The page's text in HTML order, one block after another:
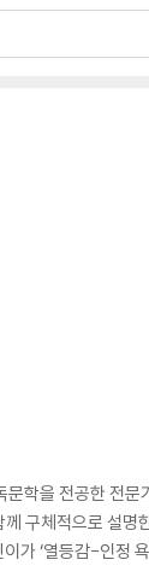
학을 전공한 전문
구체적으로 설명
가 ‘열등감-인정